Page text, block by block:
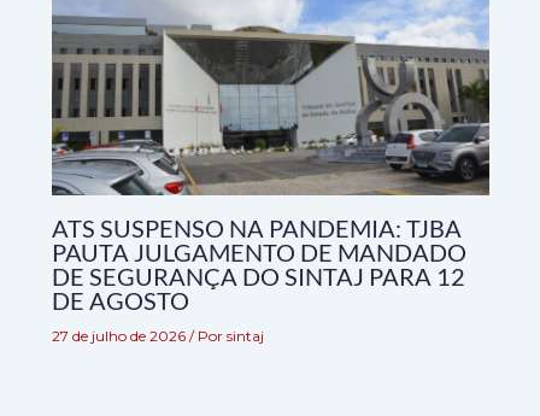
ATS SUSPENSO NA PANDEMIA: TJBA
PAUTA JULGAMENTO DE MANDADO
DE SEGURANÇA DO SINTAJ PARA 12
DE AGOSTO
27 de julho de 2026 / Por sintaj